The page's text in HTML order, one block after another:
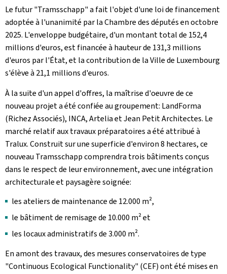
Le futur "Tramsschapp" a fait l'objet d'une loi de financement
adoptée à l'unanimité par la Chambre des députés en octobre
2025. L'enveloppe budgétaire, d'un montant total de 152,4
millions d'euros, est financée à hauteur de 131,3 millions
d'euros par l'État, et la contribution de la Ville de Luxembourg
s'élève à 21,1 millions d'euros.
À la suite d'un appel d'offres, la maîtrise d'oeuvre de ce
nouveau projet a été confiée au groupement: LandForma
(Richez Associés), INCA, Artelia et Jean Petit Architectes. Le
marché relatif aux travaux préparatoires a été attribué à
Tralux. Construit sur une superficie d'environ 8 hectares, ce
nouveau Tramsschappcomprendra trois bâtiments conçus
dans le respect de leur environnement, avec une intégration
architecturale et paysagère soignée:
les ateliers de maintenance de 12.000 m²,
le bâtiment de remisage de 10.000 m² et
les locaux administratifs de 3.000 m².
En amont des travaux, des mesures conservatoires de type
"Continuous Ecological Functionality" (CEF) ont été mises en